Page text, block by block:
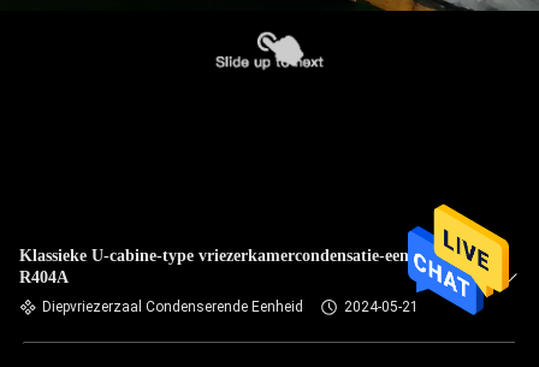
Klassieke U-cabine-type vriezerkamercondensatie-eenheid
R404A
Diepvriezerzaal Condenserende Eenheid 2024-05-21